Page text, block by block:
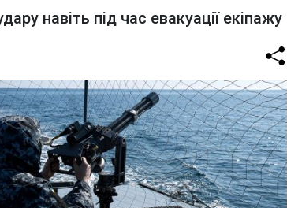
навіть під час евакуації екіпажу